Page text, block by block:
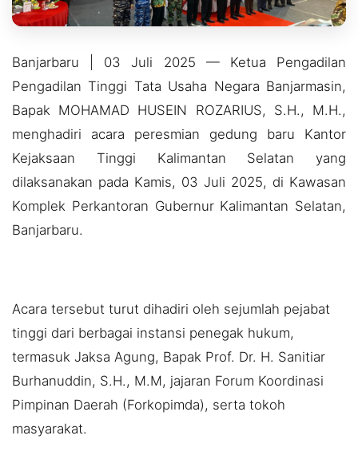
Banjarbaru | 03 Juli 2025 — Ketua Pengadilan
Pengadilan Tinggi Tata Usaha Negara Banjarmasin,
Bapak MOHAMAD HUSEIN ROZARIUS, S.H., M.H.,
menghadiri acara peresmian gedung baru Kantor
Kejaksaan Tinggi Kalimantan Selatan yang
dilaksanakan pada Kamis, 03 Juli 2025, di Kawasan
Komplek Perkantoran Gubernur Kalimantan Selatan,
Banjarbaru.
Acara tersebut turut dihadiri oleh sejumlah pejabat
tinggi dari berbagai instansi penegak hukum,
termasuk Jaksa Agung, Bapak Prof. Dr. H. Sanitiar
Burhanuddin, S.H., M.M, jajaran Forum Koordinasi
Pimpinan Daerah (Forkopimda), serta tokoh
masyarakat.